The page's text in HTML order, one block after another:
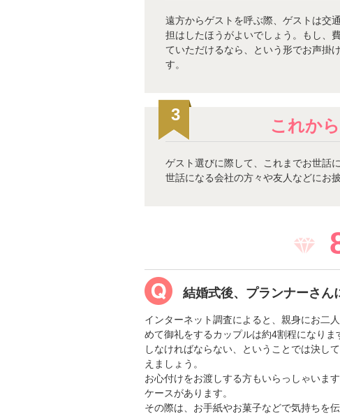
遠方からゲストを呼ぶ際、ゲストは交
担はしたほうがよいでしょう。もし、
ていただけるなら、という形でお声掛
す。
3
これか
ゲスト選びに際して、これまでお世話
世話になる会社の方々や友人などにお
結婚式後、プランナーさん
インターネット調査によると、親身にお二
めて御礼をするカップルは約4割程になりま
しなければならない、ということでは決し
えましょう。
お心付けをお渡しする方もいらっしゃいま
ケースがあります。
その際は、お手紙やお菓子などで気持ちを